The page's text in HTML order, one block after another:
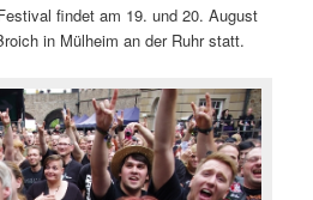
findet am 19. und 20. August
in Mülheim an der Ruhr statt.